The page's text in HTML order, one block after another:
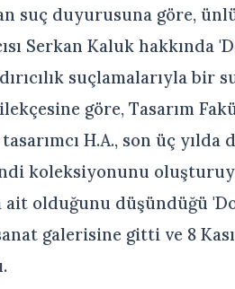
suç duyurusuna göre,
Serkan Kaluk hakkında
suçlamalarıyla bir
göre, Tasarım
H.A., son üç yılda
koleksiyonunu
ait olduğunu düşündüğü
galerisine gitti ve 8